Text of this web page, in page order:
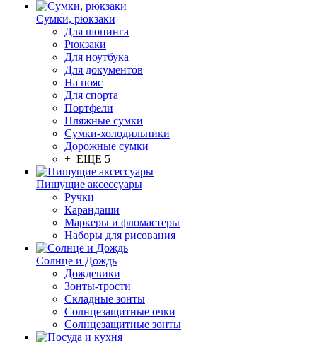
Сумки, рюкзаки
Для шопинга
Рюкзаки
Для ноутбука
Для документов
На пояс
Для спорта
Портфели
Пляжные сумки
Сумки-холодильники
Дорожные сумки
+ ЕЩЕ 5
Пишущие аксессуары
Ручки
Карандаши
Маркеры и фломастеры
Наборы для рисования
Солнце и Дождь
Дождевики
Зонты-трости
Складные зонты
Солнцезащитные очки
Солнцезащитные зонты